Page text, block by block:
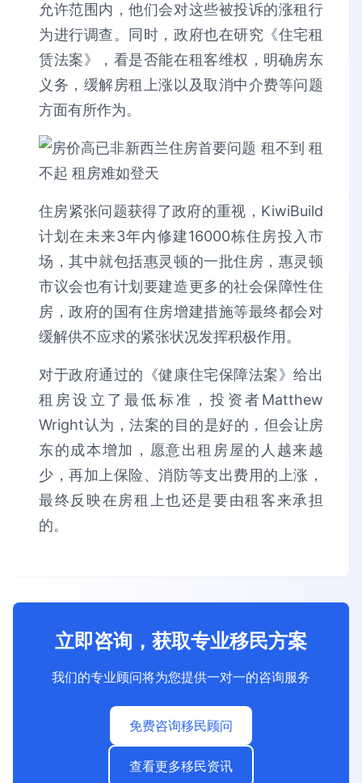
允许范围内，他们会对这些被投诉的涨租行
为进行调查。同时，政府也在研究《住宅租
赁法案》，看是否能在租客维权，明确房东
义务，缓解房租上涨以及取消中介费等问题
方面有所作为。
住房紧张问题获得了政府的重视，KiwiBuild
计划在未来3年内修建16000栋住房投入市
场，其中就包括惠灵顿的一批住房，惠灵顿
市议会也有计划要建造更多的社会保障性住
房，政府的国有住房增建措施等最终都会对
缓解供不应求的紧张状况发挥积极作用。
对于政府通过的《健康住宅保障法案》给出
租房设立了最低标准，投资者Matthew
Wright认为，法案的目的是好的，但会让房
东的成本增加，愿意出租房屋的人越来越
少，再加上保险、消防等支出费用的上涨，
最终反映在房租上也还是要由租客来承担
的。
立即咨询，获取专业移民方案
我们的专业顾问将为您提供一对一的咨询服务
免费咨询移民顾问
查看更多移民资讯